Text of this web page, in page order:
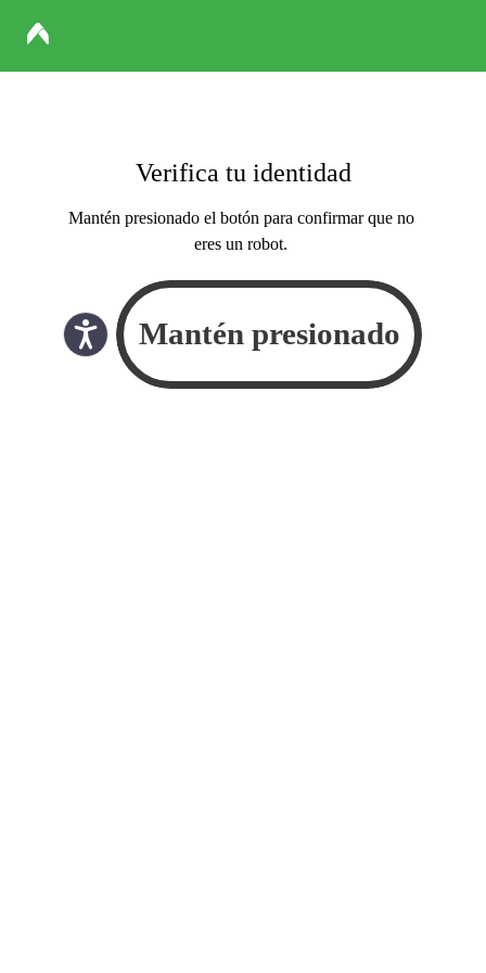
Verifica tu identidad
Mantén presionado el botón para confirmar que no
eres un robot.